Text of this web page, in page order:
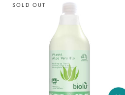
SOLD OUT